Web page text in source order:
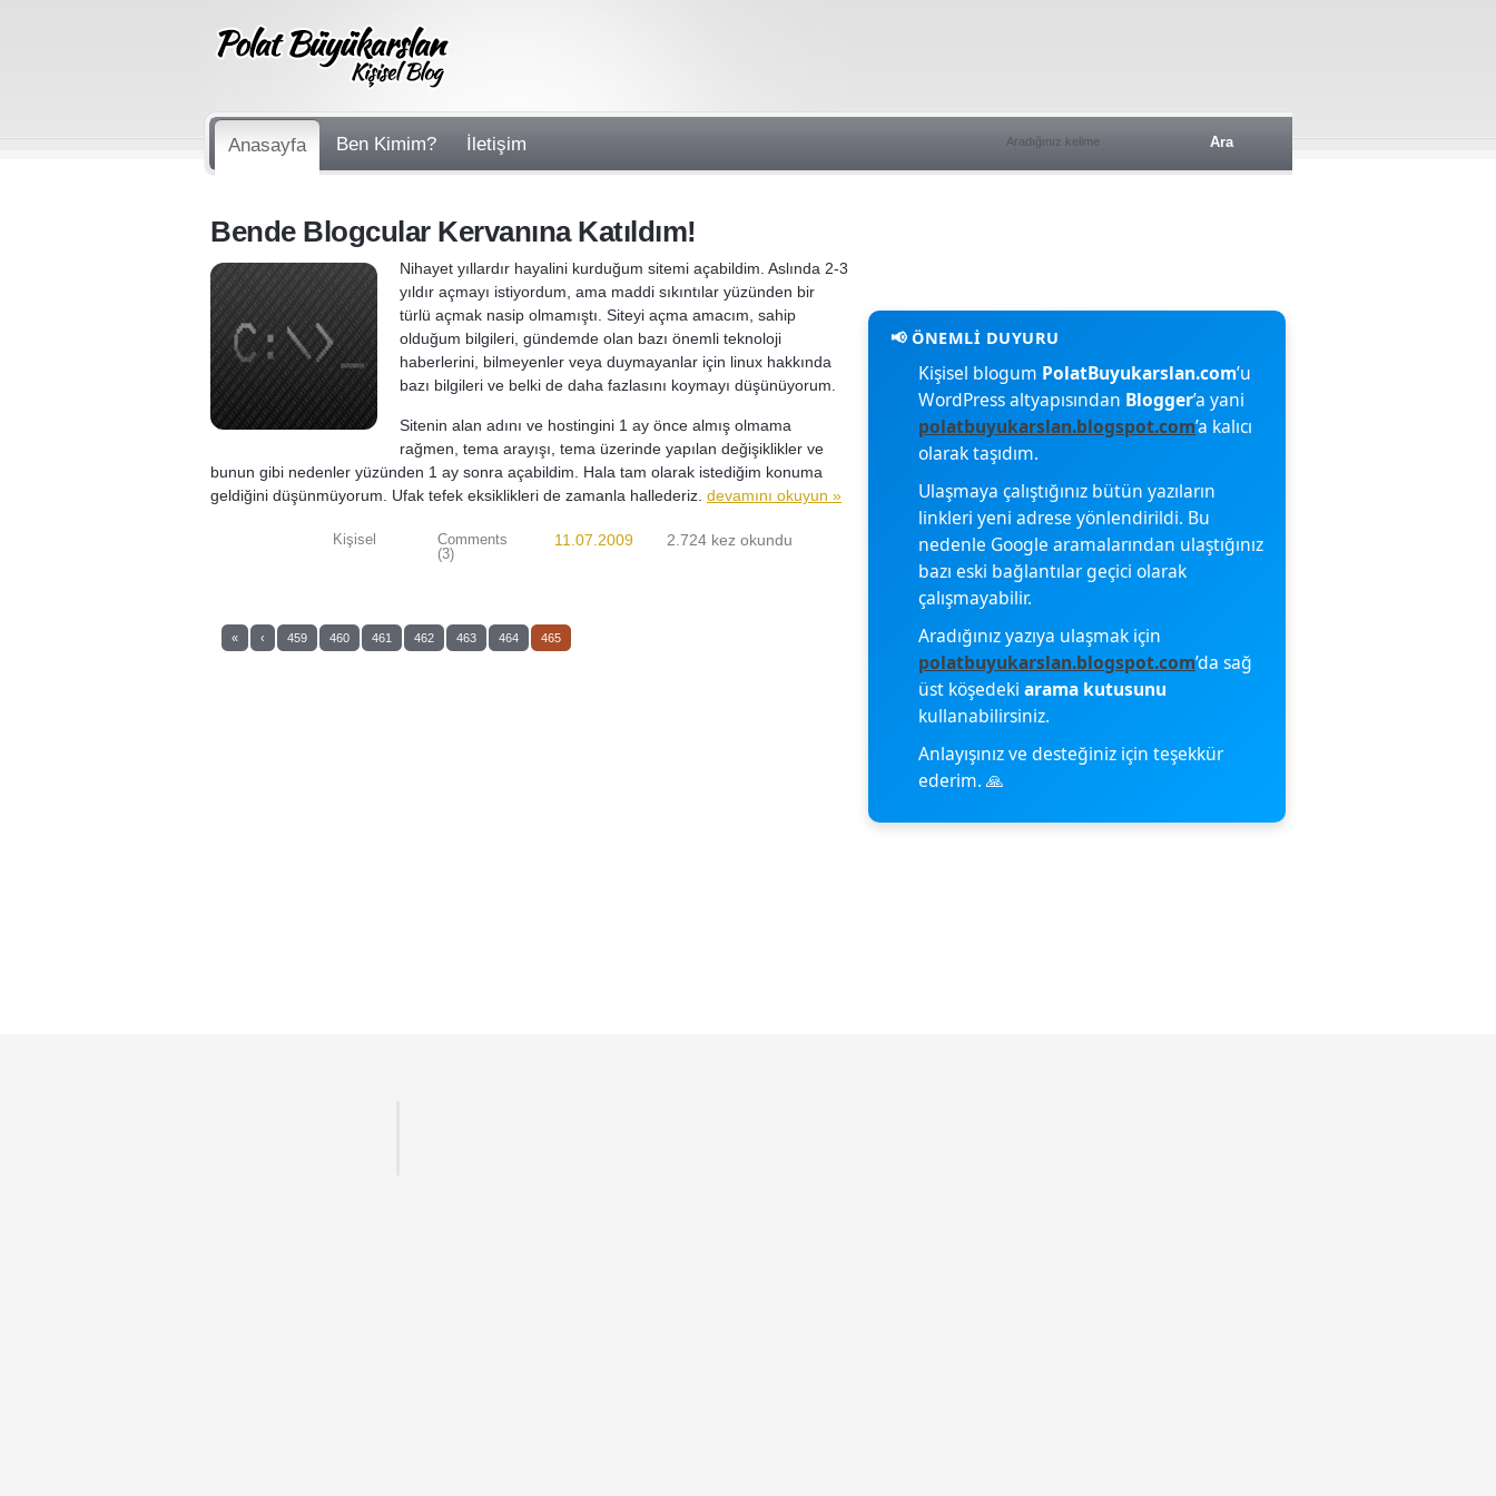
Anasayfa Ben Kimim? İletişim
Bende Blogcular Kervanına Katıldım!
Nihayet yıllardır hayalini kurduğum sitemi açabildim. Aslında 2-3
yıldır açmayı istiyordum, ama maddi sıkıntılar yüzünden bir
türlü açmak nasip olmamıştı. Siteyi açma amacım, sahip
olduğum bilgileri, gündemde olan bazı önemli teknoloji
haberlerini, bilmeyenler veya duymayanlar için linux hakkında
bazı bilgileri ve belki de daha fazlasını koymayı düşünüyorum.
Sitenin alan adını ve hostingini 1 ay önce almış olmama
rağmen, tema arayışı, tema üzerinde yapılan değişiklikler ve
bunun gibi nedenler yüzünden 1 ay sonra açabildim. Hala tam olarak istediğim konuma
geldiğini düşünmüyorum. Ufak tefek eksiklikleri de zamanla hallederiz. devamını okuyun »
Kişisel
Comments
(3)
11.07.2009 2.724 kez okundu
« ‹ 459 460 461 462 463 464 465
Kişisel blogum PolatBuyukarslan.com’u
WordPress altyapısından Blogger’a yani
polatbuyukarslan.blogspot.com’a kalıcı
olarak taşıdım.
Ulaşmaya çalıştığınız bütün yazıların
linkleri yeni adrese yönlendirildi. Bu
nedenle Google aramalarından ulaştığınız
bazı eski bağlantılar geçici olarak
çalışmayabilir.
Aradığınız yazıya ulaşmak için
polatbuyukarslan.blogspot.com’da sağ
üst köşedeki arama kutusunu
kullanabilirsiniz.
Anlayışınız ve desteğiniz için teşekkür
ederim. 🙏